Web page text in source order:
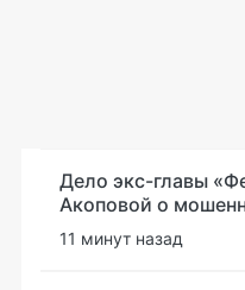
Дело экс-главы
Акоповой о
11 минут назад